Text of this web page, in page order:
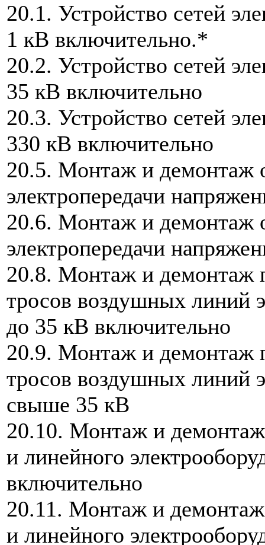
20.1. Устройство сетей
1 кВ включительно.*
20.2. Устройство сетей
35 кВ включительно
20.3. Устройство сетей
330 кВ включительно
20.5. Монтаж и демонтаж
электропередачи
20.6. Монтаж и демонтаж
электропередачи
20.8. Монтаж и демонтаж
тросов воздушных линий
до 35 кВ включительно
20.9. Монтаж и демонтаж
тросов воздушных линий
свыше 35 кВ
20.10. Монтаж и
и линейного
включительно
20.11. Монтаж и
и линейного